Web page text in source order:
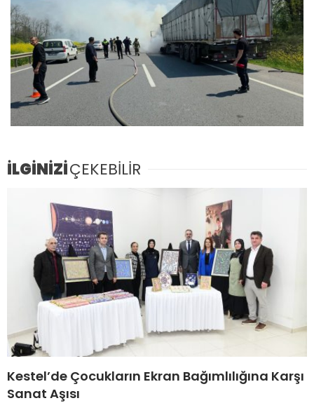
İLGİNİZİÇEKEBİLİR
Kestel’de Çocukların Ekran Bağımlılığına Karşı
Sanat Aşısı